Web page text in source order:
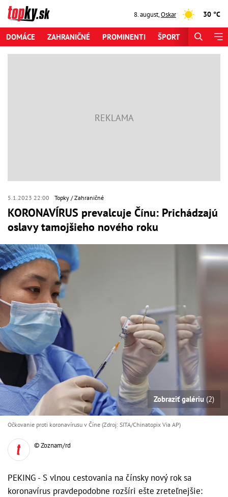
8. august,Oskar 30 °C
DOMÁCE ZAHRANIČNÉ PROMINENTI ŠPORT
5.1.2023 22:00 Topky Zahraničné
KORONAVÍRUS prevalcuje Čínu: Prichádzajú
oslavy tamojšieho nového roku
Zobraziť galériu (2)
Očkovanie proti koronavírusu v Číne (Zdroj: SITA/Chinatopix Via AP)
© Zoznam/rd
PEKING - S vlnou cestovania na čínsky nový rok sa
koronavírus pravdepodobne rozšíri ešte zreteľnejšie: